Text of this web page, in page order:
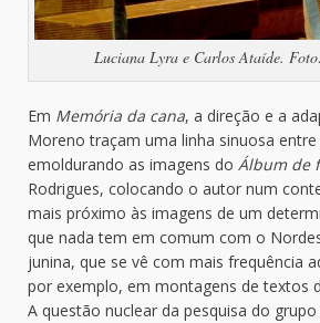
Luciana Lyra e Carlos Ataíde.
Em Memória da cana, a direção e a
Moreno traçam uma linha sinuosa
emoldurando as imagens do Álbum de
Rodrigues, colocando o autor num
mais próximo às imagens de um
que nada tem em comum com o
junina, que se vê com mais frequência
por exemplo, em montagens de textos
A questão nuclear da pesquisa do